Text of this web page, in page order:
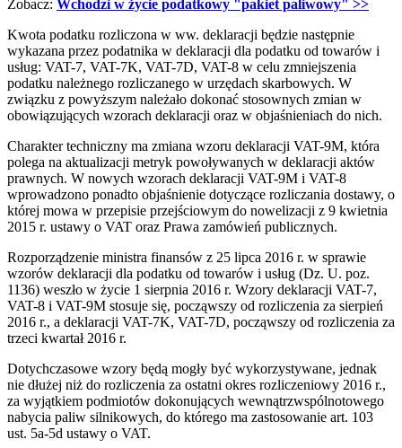
Zobacz: Wchodzi w życie podatkowy "pakiet paliwowy" >>
Kwota podatku rozliczona w ww. deklaracji będzie następnie
wykazana przez podatnika w deklaracji dla podatku od towarów i
usług: VAT-7, VAT-7K, VAT-7D, VAT-8 w celu zmniejszenia
podatku należnego rozliczanego w urzędach skarbowych. W
związku z powyższym należało dokonać stosownych zmian w
obowiązujących wzorach deklaracji oraz w objaśnieniach do nich.
Charakter techniczny ma zmiana wzoru deklaracji VAT-9M, która
polega na aktualizacji metryk powoływanych w deklaracji aktów
prawnych. W nowych wzorach deklaracji VAT-9M i VAT-8
wprowadzono ponadto objaśnienie dotyczące rozliczania dostawy, o
której mowa w przepisie przejściowym do nowelizacji z 9 kwietnia
2015 r. ustawy o VAT oraz Prawa zamówień publicznych.
Rozporządzenie ministra finansów z 25 lipca 2016 r. w sprawie
wzorów deklaracji dla podatku od towarów i usług (Dz. U. poz.
1136) weszło w życie 1 sierpnia 2016 r. Wzory deklaracji VAT-7,
VAT-8 i VAT-9M stosuje się, począwszy od rozliczenia za sierpień
2016 r., a deklaracji VAT-7K, VAT-7D, począwszy od rozliczenia za
trzeci kwartał 2016 r.
Dotychczasowe wzory będą mogły być wykorzystywane, jednak
nie dłużej niż do rozliczenia za ostatni okres rozliczeniowy 2016 r.,
za wyjątkiem podmiotów dokonujących wewnątrzwspólnotowego
nabycia paliw silnikowych, do którego ma zastosowanie art. 103
ust. 5a-5d ustawy o VAT.